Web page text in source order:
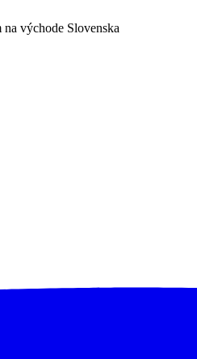
východe Slovenska